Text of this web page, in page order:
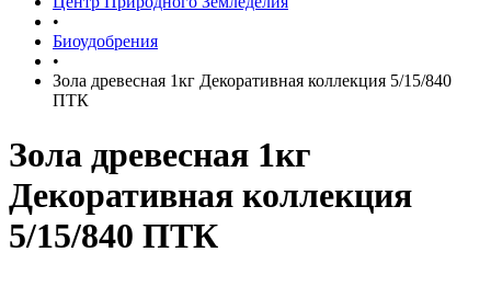
•
Биоудобрения
•
Зола древесная 1кг Декоративная коллекция 5/15/840
ПТК
Зола древесная 1кг
Декоративная коллекция
5/15/840 ПТК